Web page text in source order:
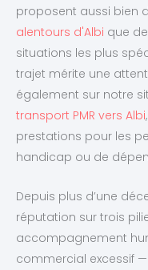
proposent aussi bien
alentours d'Albi que
situations les plus
trajet mérite une
également sur notre
transport PMR vers Albi
prestations pour les
handicap ou de
Depuis plus d’une
réputation sur trois
accompagnement
commercial excessif